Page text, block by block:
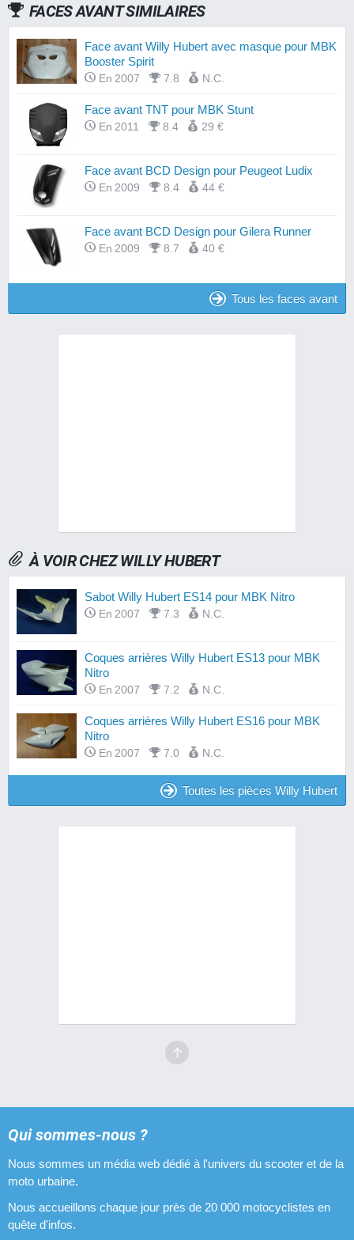
FACES AVANT SIMILAIRES
Face avant Willy Hubert avec masque pour MBK
Booster Spirit
En 2007 7.8 N.C.
Face avant TNT pour MBK Stunt
En 2011 8.4 29 €
Face avant BCD Design pour Peugeot Ludix
En 2009 8.4 44 €
Face avant BCD Design pour Gilera Runner
En 2009 8.7 40 €
Tous les faces avant
À VOIR CHEZ WILLY HUBERT
Sabot Willy Hubert ES14 pour MBK Nitro
En 2007 7.3 N.C.
Coques arrières Willy Hubert ES13 pour MBK
Nitro
En 2007 7.2 N.C.
Coques arrières Willy Hubert ES16 pour MBK
Nitro
En 2007 7.0 N.C.
Toutes les pièces Willy Hubert
Qui sommes-nous ?
Nous sommes un média web dédié à l'univers du scooter et de la
moto urbaine.
Nous accueillons chaque jour près de 20 000 motocyclistes en
quête d'infos.